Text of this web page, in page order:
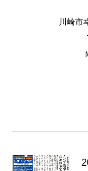
川崎市